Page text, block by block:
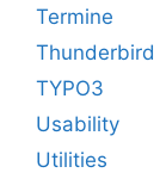
Termine
Thunderbird
TYPO3
Usability
Utilities